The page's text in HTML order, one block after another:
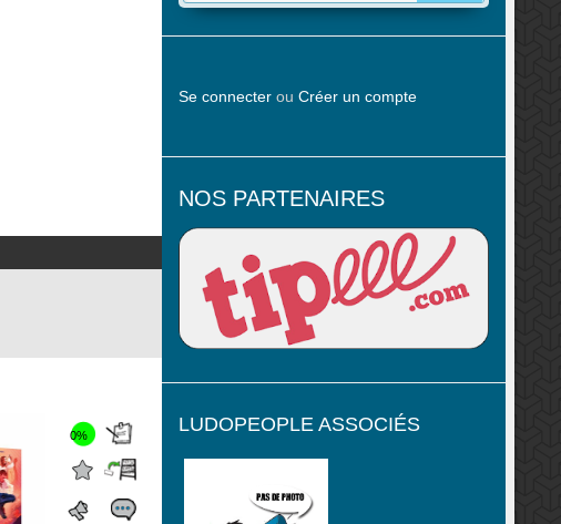
0%
Se connecterou Créer un compte
NOS PARTENAIRES
LUDOPEOPLE ASSOCIÉS